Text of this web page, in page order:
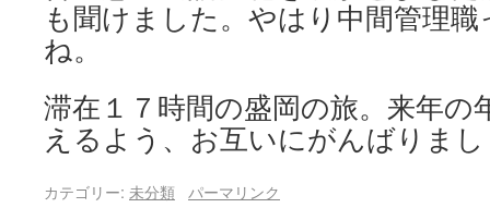
も聞けました。やはり中間管理
ね。
滞在１７時間の盛岡の旅。来年の
えるよう、お互いにがんばりま
カテゴリー: 未分類
パーマリンク